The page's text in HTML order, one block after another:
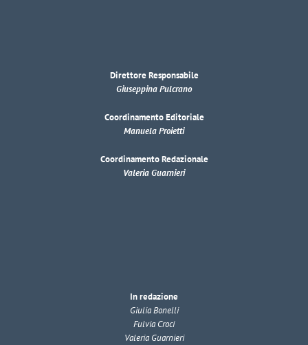
Direttore Responsabile
Giuseppina Pulcrano
Coordinamento Editoriale
Manuela Proietti
Coordinamento Redazionale
Valeria Guarnieri
In redazione
Giulia Bonelli
Fulvia Croci
Valeria Guarnieri